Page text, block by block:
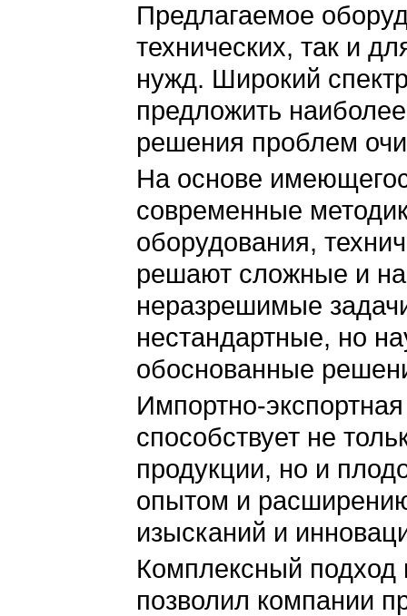
Предлагаемое
технических, так и
нужд. Широкий
предложить
решения проблем
На основе
современные
оборудования,
решают сложные и
неразрешимые
нестандартные, но
обоснованные
Импортно-
способствует не
продукции, но и
опытом и
изысканий и
Комплексный подход
позволил компании